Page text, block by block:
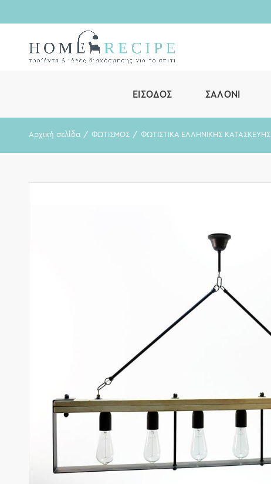
ΕΊΣΟΔΟΣ ΣΑΛΌΝΙ
Αρχική σελίδα ΦΩΤΙΣΜΟΣ ΦΩΤΙΣΤΙΚΑ ΕΛΛΗΝΙΚΗΣ ΚΑΤΑΣΚΕΥΗΣ